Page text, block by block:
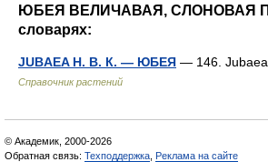
ЮБЕЯ ВЕЛИЧАВАЯ, СЛОНОВАЯ
словарях:
JUBAEA Н. В. К. — ЮБЕЯ — 146.
Справочник растений
© Академик, 2000-2026
Обратная связь: Техподдержка Реклама на сайте